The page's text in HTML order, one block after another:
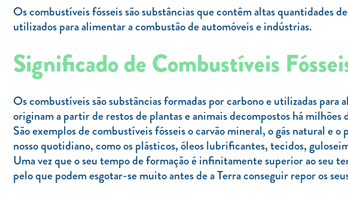
Os combustíveis fósseis são substâncias que contêm altas quantidades
utilizados para alimentar a combustão de automóveis e indústrias.
Significado de Combustíveis
Os combustíveis são substâncias formadas por carbono e utilizadas
originam a partir de restos de plantas e animais decompostos há
São exemplos de combustíveis fósseis o carvão mineral, o gás natural
nosso quotidiano, como os plásticos, óleos lubrificantes, tecidos,
Uma vez que o seu tempo de formação é infinitamente superior ao seu
pelo que podem esgotar-se muito antes de a Terra conseguir repor os